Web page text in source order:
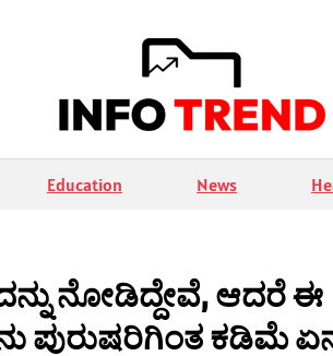
Education News
ನೋಡಿದ್ದೇವೆ, ಆದರೆ ಈ
ಪುರುಷರಿಗಿಂತ ಕಡಿಮೆ